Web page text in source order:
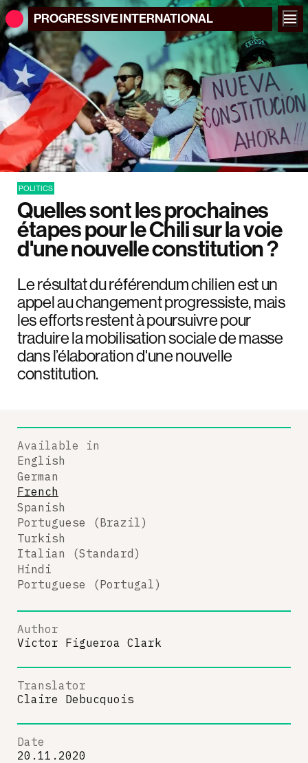
PROGRESSIVEINTERNATIONAL
POLITICS
Quelles sont les prochaines
étapes pour le Chili sur la voie
d'une nouvelle constitution ?
Le résultat du référendum chilien est un
appel au changement progressiste, mais
les efforts restent à poursuivre pour
traduire la mobilisation sociale de masse
dans l’élaboration d'une nouvelle
constitution.
Available in
English
German
French
Spanish
Portuguese (Brazil)
Turkish
Italian (Standard)
Hindi
Portuguese (Portugal)
Author
Victor Figueroa Clark
Translator
Claire Debucquois
Date
20.11.2020